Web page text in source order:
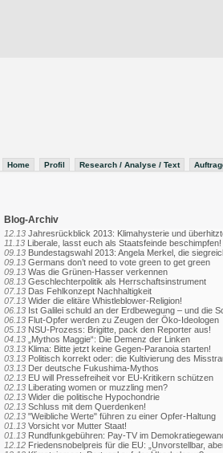
Home Profil Research / Analyse / Text
Blog-Archiv
12.13 Jahresrückblick 2013: Klimahysterie und
11.13 Liberale, lasst euch als Staatsfeinde beschimpfen!
09.13 Bundestagswahl 2013: Angela Merkel, die
09.13 Germans don’t need to vote green to get green
09.13 Was die Grünen-Hasser verkennen
08.13 Geschlechterpolitik als Herrschaftsinstrument
07.13 Das Fehlkonzept Nachhaltigkeit
07.13 Wider die elitäre Whistleblower-Religion!
06.13 Ist Galilei schuld an der Erdbewegung – und die
06.13 Flut-Opfer werden zu Zeugen der Öko-Ideologen
05.13 NSU-Prozess: Brigitte, pack den Reporter aus!
04.13
„Mythos Maggie“: Die Demenz der Linken
03.13 Klima: Bitte jetzt keine Gegen-Paranoia starten!
03.13 Politisch korrekt oder: die Kultivierung des
03.13 Der deutsche Fukushima-Mythos
02.13 EU will Pressefreiheit vor EU-Kritikern schützen
02.13 Liberating women or muzzling men?
02.13 Wider die politische Hypochondrie
02.13 Schluss mit dem Querdenken!
02.13 "Weibliche Werte" führen zu einer Opfer-Haltung
01.13 Vorsicht vor Mutter Staat!
01.13 Rundfunkgebühren: Pay-TV im
12.12 Friedensnobelpreis für die EU: „Unvorstellbar,